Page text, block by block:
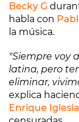
Becky G
habla con
la música.
"Siempre voy
latina, pero
eliminar,
explica
Enrique